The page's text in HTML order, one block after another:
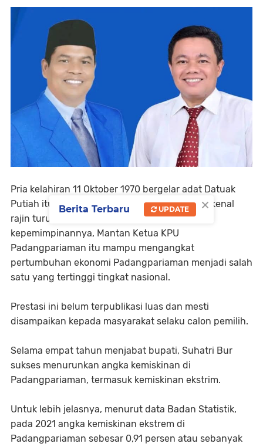
Pria kelahiran 11 Oktober 1970 bergelar adat Datuak
Putiah itu tidak hanya sebatas bupati yang dikenal
rajin turun menyapa masyarakat. Selama
kepemimpinannya, Mantan Ketua KPU
Padangpariaman itu mampu mengangkat
pertumbuhan ekonomi Padangpariaman menjadi salah
satu yang tertinggi tingkat nasional.
Prestasi ini belum terpublikasi luas dan mesti
disampaikan kepada masyarakat selaku calon pemilih.
Selama empat tahun menjabat bupati, Suhatri Bur
sukses menurunkan angka kemiskinan di
Padangpariaman, termasuk kemiskinan ekstrim.
Untuk lebih jelasnya, menurut data Badan Statistik,
pada 2021 angka kemiskinan ekstrem di
Padangpariaman sebesar 0,91 persen atau sebanyak
×
Berita Terbaru UPDATE